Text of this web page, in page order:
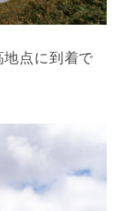
点に到着で